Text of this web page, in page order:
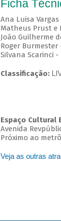
Ficha
Ana Luisa
Matheus Prust e
João Guilherme
Roger
Silvana Scarinci -
Classificação:
Espaço Cultural
Avenida
Próximo ao
Veja as outras